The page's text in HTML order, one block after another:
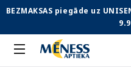
BEZMAKSAS piegāde uz